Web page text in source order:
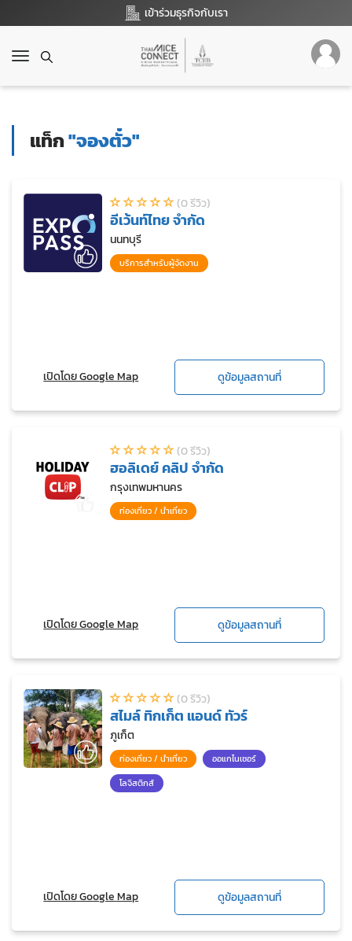
เข้าร่วมธุรกิจกับเรา
T
g
v
แท็ก"จองตั๋ว"
(0 รีวิว)
อีเว้นท์ไทย จำกัด
นนทบุรี
บริการสำหรับผู้จัดงาน
เปิดโดย Google Map ดูข้อมูลสถานที่
(0 รีวิว)
ฮอลิเดย์ คลิป จำกัด
กรุงเทพมหานคร
ท่องเที่ยว / นำเที่ยว
เปิดโดย Google Map ดูข้อมูลสถานที่
(0 รีวิว)
สไมล์ ทิกเก็ต แอนด์ ทัวร์
ภูเก็ต
ท่องเที่ยว / นำเที่ยว
ออแกไนเซอร์
โลจิสติกส์
เปิดโดย Google Map ดูข้อมูลสถานที่